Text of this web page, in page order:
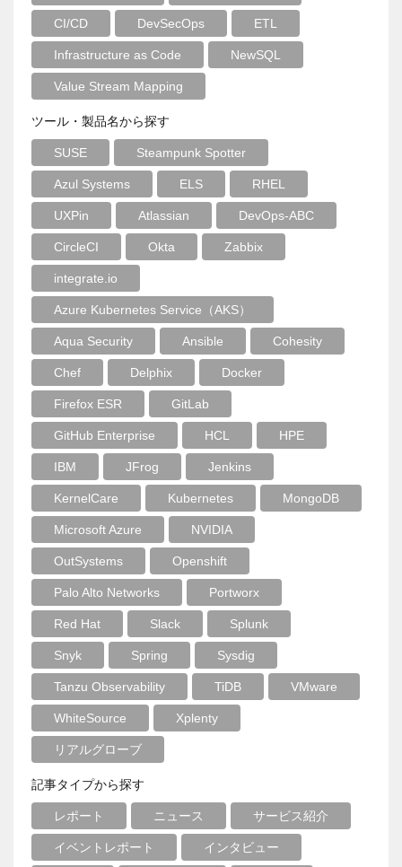
CI/CD DevSecOps ETL
Infrastructure as Code NewSQL
Value Stream Mapping
ツール・製品名から探す
SUSE Steampunk Spotter
Azul Systems ELS RHEL
UXPin Atlassian DevOps-ABC
CircleCI Okta Zabbix
integrate.io
Azure Kubernetes Service（AKS）
Aqua Security Ansible Cohesity
Chef Delphix Docker
Firefox ESR GitLab
GitHub Enterprise HCL HPE
IBM JFrog Jenkins
KernelCare Kubernetes MongoDB
Microsoft Azure NVIDIA
OutSystems Openshift
Palo Alto Networks Portworx
Red Hat Slack Splunk
Snyk Spring Sysdig
Tanzu Observability TiDB VMware
WhiteSource Xplenty
リアルグローブ
記事タイプから探す
レポート ニュース サービス紹介
イベントレポート インタビュー